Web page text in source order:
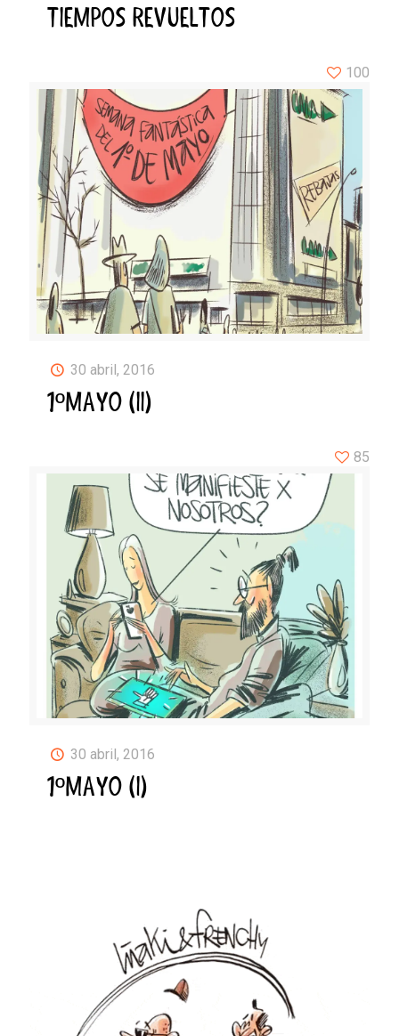
TIEMPOS REVUELTOS
30 abril, 2016
1ºMAYO (II)
100
30 abril, 2016
1ºMAYO (I)
85